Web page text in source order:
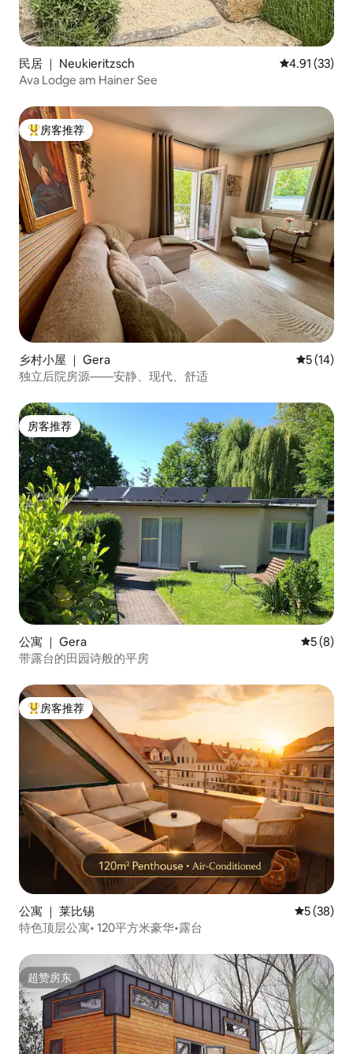
民居 ｜ Neukieritzsch 平均评分
4.91 (33)
Ava Lodge am Hainer See
热门「房客推荐」
房客推荐
乡村小屋 ｜ Gera 平均评分
5 (14)
独立后院房源——安静、现代、舒适
房客推荐
房客推荐
公寓 ｜ Gera 平均评分
5 (8)
带露台的田园诗般的平房
热门「房客推荐」
房客推荐
公寓 ｜ 莱比锡 平均评分
5 (38)
特色顶层公寓• 120平方米豪华•露台
超赞房东
超赞房东